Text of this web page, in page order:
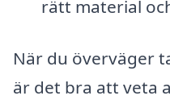
rätt material
När du överväger
är det bra att veta